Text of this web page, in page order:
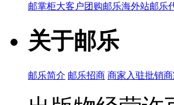
邮掌柜大客户团购邮乐海外站邮乐
关于邮乐
邮乐简介 邮乐招商 商家入驻批销